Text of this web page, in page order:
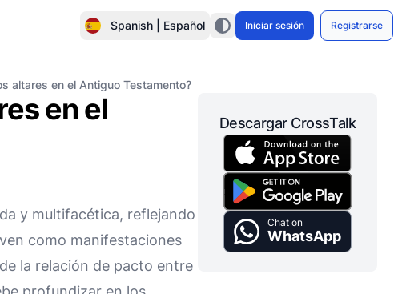
Spanish | Español Iniciar sesión Registrarse
altares en el Antiguo Testamento?
en el
y multifacética, reflejando
como manifestaciones
la relación de pacto entre
Descargar CrossTalk
Chat on
WhatsApp